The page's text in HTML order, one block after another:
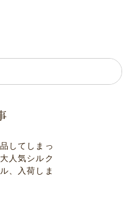
してしまっ
人気シルク
、入荷しま